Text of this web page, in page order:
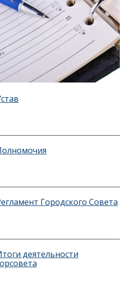
Городского Совета
деятельности